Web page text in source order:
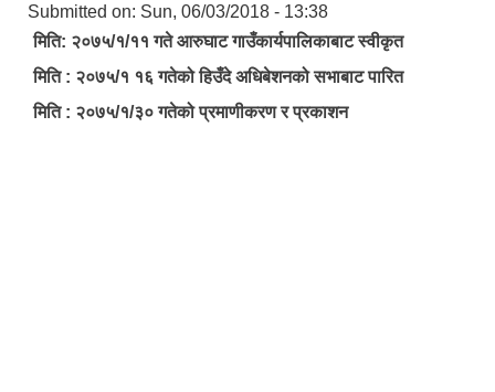
Submitted on: Sun, 06/03/2018 - 13:38
मिति: २०७५/१/११ गते आरुघाट गाउँकार्यपालिकाबाट स्वीकृत
मिति : २०७५/१ १६ गतेको हिउँदे अधिबेशनको सभाबाट पारित
मिति : २०७५/१/३० गतेको प्रमाणीकरण र प्रकाशन